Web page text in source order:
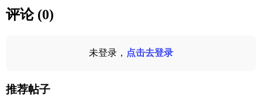
评论 (0)
未登录， 点击去登录
推荐帖子